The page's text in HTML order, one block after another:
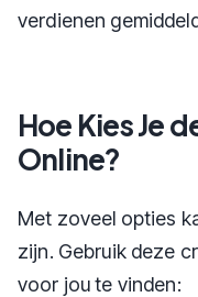
verdienen
Hoe Kies Je
Online?
Met zoveel opties
zijn. Gebruik deze
voor jou te vinden: